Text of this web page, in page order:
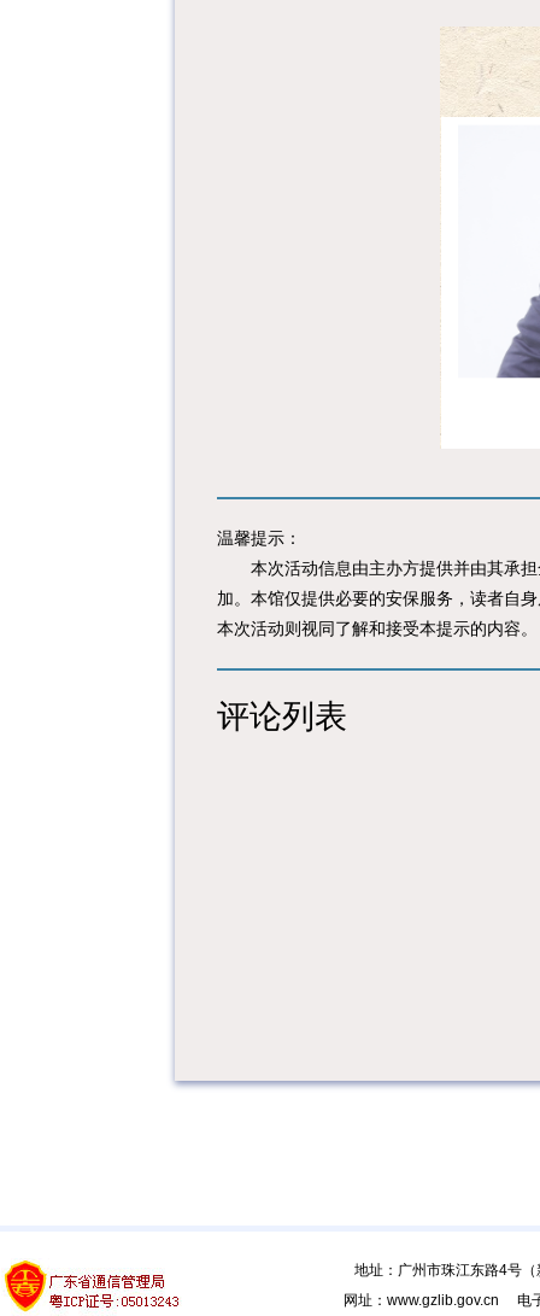
温馨提示：
本次活动信息由主办方提供并由其承担
加。本馆仅提供必要的安保服务，读者自
本次活动则视同了解和接受本提示的内容。
评论列表
地址：广州市珠江东路4
网址：www.gzlib.gov.cn 电